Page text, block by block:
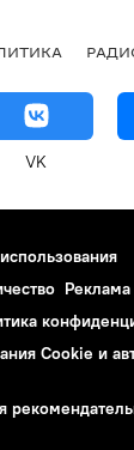
VK
Реклама
Cookie и